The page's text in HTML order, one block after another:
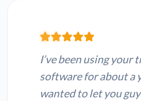
I’ve been using your
software for about a
wanted to let you